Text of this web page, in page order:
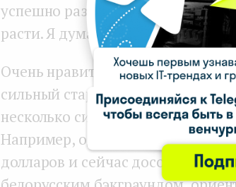
успешно развиваются на
расти. Я думаю, что еще пара
Очень нравится, как развивается
сильный стартап, которым
несколько сильных проектов,
Например, один финтех
долларов и сейчас дособирает